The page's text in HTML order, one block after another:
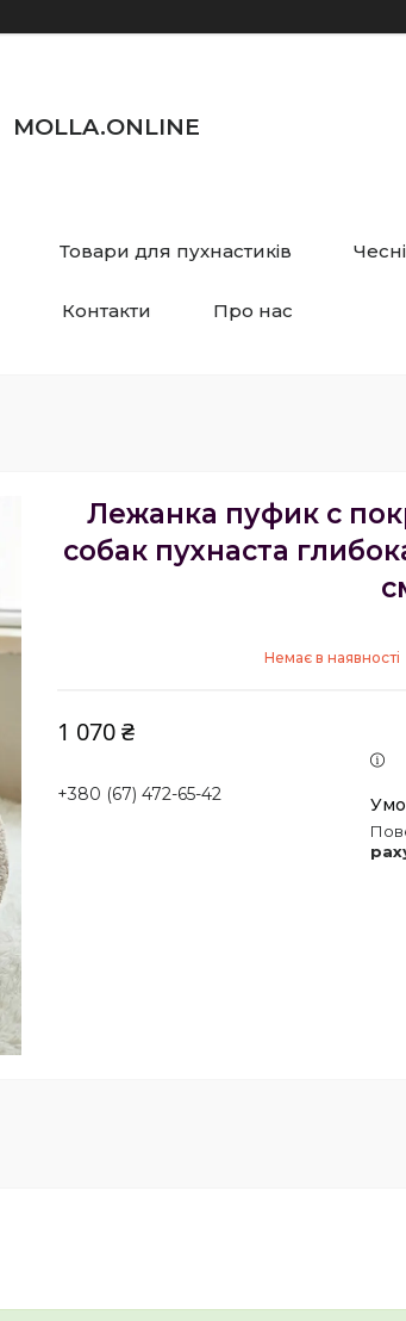
MOLLA.ONLINE
Товари для пухнастиків
Контакти Про нас
Лежанка пуфик c
собак пухнаста
Немає в наявності
1 070 ₴
+380 (67) 472-65-42